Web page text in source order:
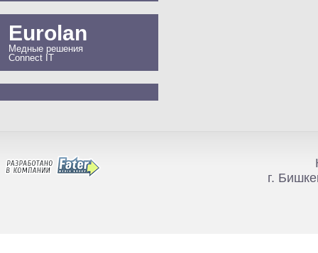
Eurolan
Медные решения
Connect IT
г.